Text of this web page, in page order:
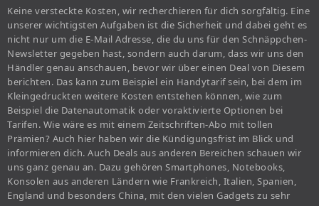
Keine versteckte Kosten, wir recherchieren für dich sorgfältig. Eine
unserer wichtigsten Aufgaben ist die Sicherheit und dabei geht es
nicht nur um die E-Mail Adresse, die du uns für den Schnäppchen-
Newsletter gegeben hast, sondern auch darum, dass wir uns den
Händler genau anschauen, bevor wir über einen Deal von Diesem
berichten. Das kann zum Beispiel ein Handytarif sein, bei dem im
Kleingedruckten weitere Kosten entstehen können, wie zum
Beispiel die Datenautomatik oder voraktivierte Optionen bei
Tarifen. Wie wäre es mit einem Zeitschriften-Abo mit tollen
Prämien? Auch hier haben wir die Kündigungsfrist im Blick und
informieren dich. Auch Deals aus anderen Bereichen schauen wir
uns ganz genau an. Dazu gehören Smartphones, Notebooks,
Konsolen aus anderen Ländern wie Frankreich, Italien, Spanien,
England und besonders China, mit den vielen Gadgets zu sehr